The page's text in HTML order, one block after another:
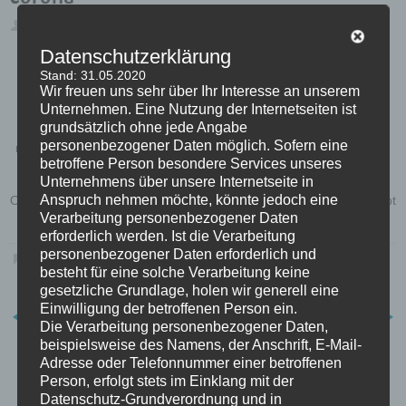
Auf Grund der Corona-Pandemie finden
bis vorerst 31. August 2020
keine Proben oder sonstigen Veranstaltungen vom MGV statt. Es
ruhen alle Vereinsaktivitäten. Auch das allseits beliebte Dorffest in
Oesinghausen fällt dieses Jahr leider aus.
Ob und in welcher Form vielleicht noch Ersatz gefunden wird, bleibt
abzuwarten.
Lesezeichen.
Dorffest 2015 Neue Website…
Datenschutzerklärung
Stand: 31.05.2020
Wir freuen uns sehr über Ihr Interesse an unserem
Unternehmen. Eine Nutzung der Internetseiten ist
grundsätzlich ohne jede Angabe
personenbezogener Daten möglich. Sofern eine
betroffene Person besondere Services unseres
Unternehmens über unsere Internetseite in
Anspruch nehmen möchte, könnte jedoch eine
Verarbeitung personenbezogener Daten
erforderlich werden. Ist die Verarbeitung
personenbezogener Daten erforderlich und
besteht für eine solche Verarbeitung keine
gesetzliche Grundlage, holen wir generell eine
Einwilligung der betroffenen Person ein.
Die Verarbeitung personenbezogener Daten,
beispielsweise des Namens, der Anschrift, E-Mail-
Adresse oder Telefonnummer einer betroffenen
Person, erfolgt stets im Einklang mit der
Datenschutz-Grundverordnung und in